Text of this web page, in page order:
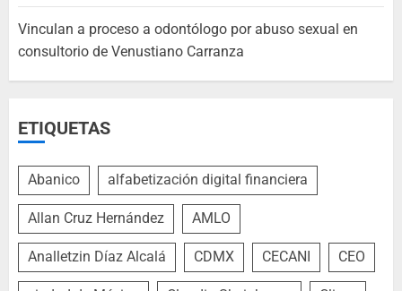
Vinculan a proceso a odontólogo por abuso sexual en
consultorio de Venustiano Carranza
ETIQUETAS
Abanico alfabetización digital financiera
Allan Cruz Hernández AMLO
Analletzin Díaz Alcalá CDMX CECANI CEO